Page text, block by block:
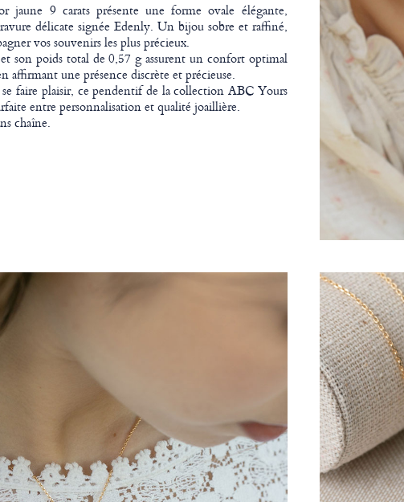
jaune 9 carats présente une forme ovale élégante,
délicate signée Edenly. Un bijou sobre et raffiné,
vos souvenirs les plus précieux.
son poids total de 0,57 g assurent un confort optimal
affirmant une présence discrète et précieuse.
faire plaisir, ce pendentif de la collection ABC Yours
entre personnalisation et qualité joaillière.
chaîne.